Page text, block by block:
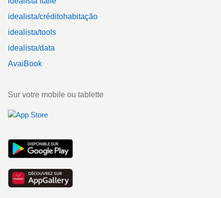
idealista/créditohabitação
idealista/tools
idealista/data
AvaiBook
Sur votre mobile ou tablette